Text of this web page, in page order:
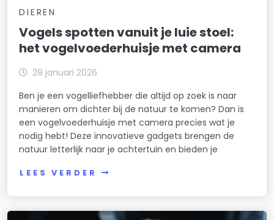
DIEREN
Vogels spotten vanuit je luie stoel:
het vogelvoederhuisje met camera
28 januari 2026
Ben je een vogelliefhebber die altijd op zoek is naar
manieren om dichter bij de natuur te komen? Dan is
een vogelvoederhuisje met camera precies wat je
nodig hebt! Deze innovatieve gadgets brengen de
natuur letterlijk naar je achtertuin en bieden je
LEES VERDER